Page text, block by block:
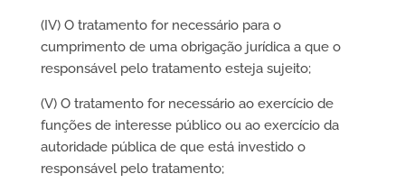
(IV) O tratamento for necessário para o
cumprimento de uma obrigação jurídica a que o
responsável pelo tratamento esteja sujeito;
(V) O tratamento for necessário ao exercício de
funções de interesse público ou ao exercício da
autoridade pública de que está investido o
responsável pelo tratamento;